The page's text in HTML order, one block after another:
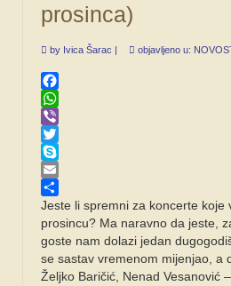
prosinca)
by Ivica Šarac | objavljeno u:
Facebook
WhatsApp
Viber
Twitter
Skype
Email
Share
Jeste li spremni za koncerte koje
prosincu? Ma naravno da jeste,
goste nam dolazi jedan
se sastav vremenom mijenjao, a
Željko Baričić, Nenad Vesanović